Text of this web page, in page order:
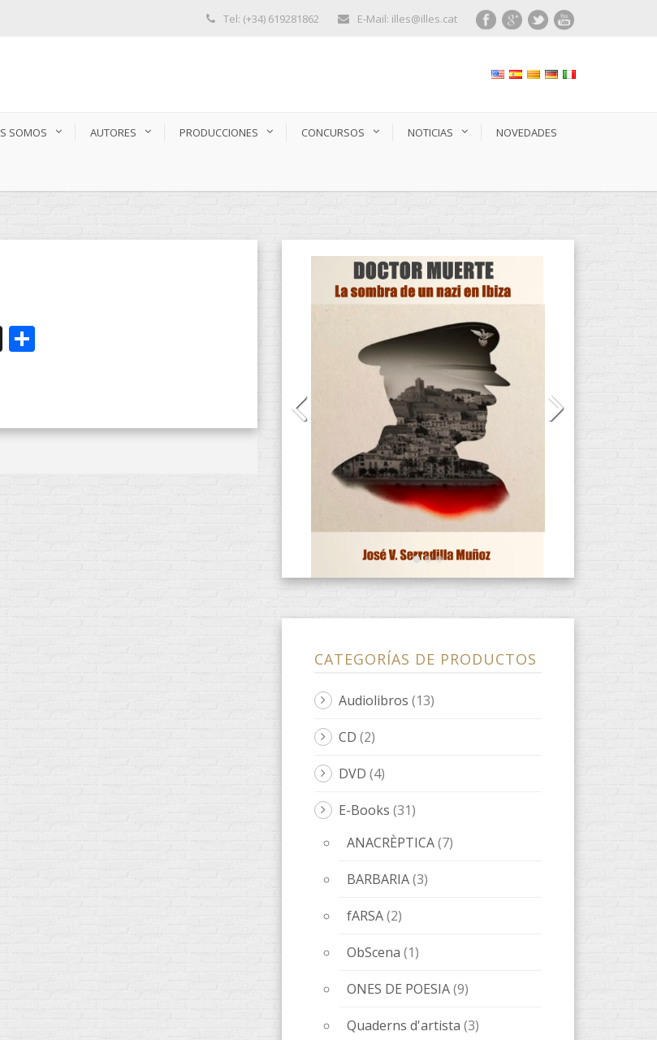
Tel: (+34) 619281862 E-Mail: illes@illes.cat
SOMOS AUTORES PRODUCCIONES CONCURSOS NOTICIAS NOVEDADES
Threads
CATEGORÍAS DE PRODUCTOS
Audiolibros (13)
CD (2)
DVD (4)
E-Books (31)
ANACRÈPTICA(7)
BARBARIA(3)
fARSA(2)
ObScena (1)
ONES DE POESIA(9)
Quaderns d'artista (3)